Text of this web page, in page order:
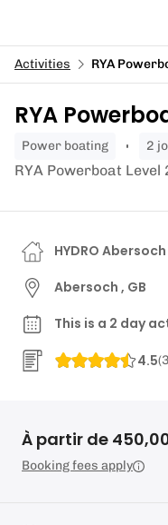
Activities RYA
RYA
power boating 2
RYA Powerboat Level
HYDRO Abersoch
Abersoch , GB
This is a 2 day
4.5(
À partir de
Booking fees apply